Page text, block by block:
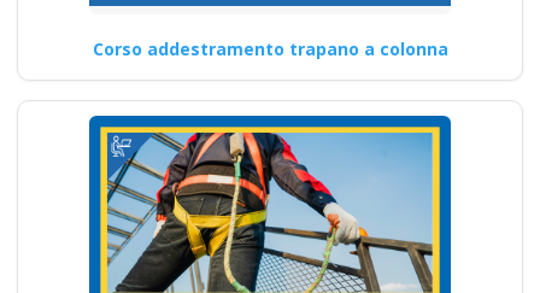
Corso addestramento trapano a colonna